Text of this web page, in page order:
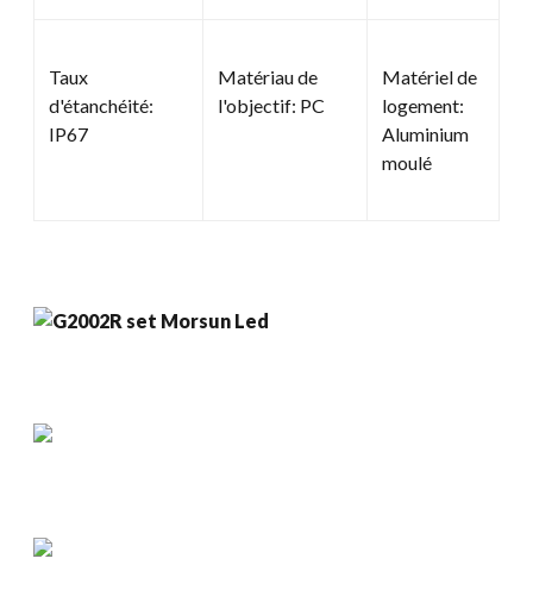
Taux
d'étanchéité:
IP67
Matériau de
l'objectif: PC
Matériel de
logement:
Aluminium
moulé